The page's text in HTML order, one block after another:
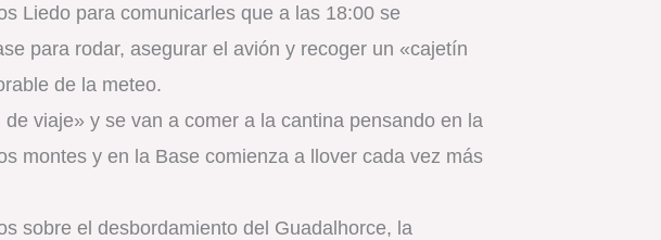
Liedo para comunicarles que a las 18:00 se
para rodar, asegurar el avión y recoger un «cajetín
de la meteo.
viaje» y se van a comer a la cantina pensando en la
montes y en la Base comienza a llover cada vez más
sobre el desbordamiento del Guadalhorce, la